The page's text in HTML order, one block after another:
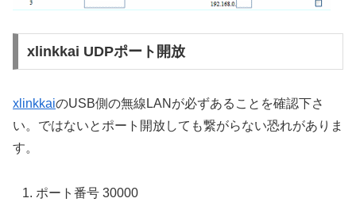
xlinkkai UDPポート開放
xlinkkaiのUSB側の無線LANが必ずあることを確認下さ
い。ではないとポート開放しても繋がらない恐れがありま
す。
ポート番号 30000